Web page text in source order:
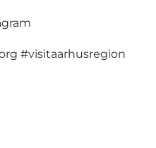
#visitaarhusregion